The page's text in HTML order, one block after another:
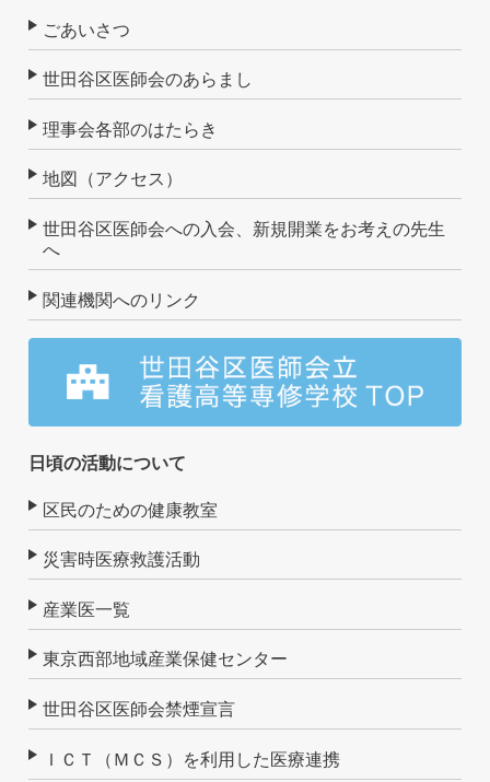
ごあいさつ
世田谷区医師会のあらまし
理事会各部のはたらき
地図（アクセス）
世田谷区医師会への入会、新規開業をお考えの先生
へ
関連機関へのリンク
日頃の活動について
区民のための健康教室
災害時医療救護活動
産業医一覧
東京西部地域産業保健センター
世田谷区医師会禁煙宣言
ＩＣＴ（ＭＣＳ）を利用した医療連携